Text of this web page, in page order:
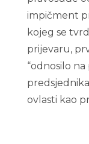
impičment
kojeg se
prijevaru,
“odnosilo
ovlasti kao